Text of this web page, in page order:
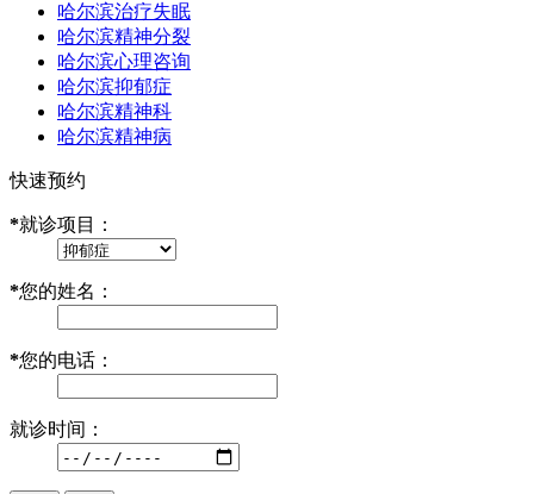
哈尔滨治疗失眠
哈尔滨精神分裂
哈尔滨心理咨询
哈尔滨抑郁症
哈尔滨精神科
哈尔滨精神病
快速预约
*就诊项目：
*您的姓名：
*您的电话：
就诊时间：